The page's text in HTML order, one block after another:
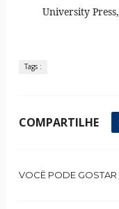
University
Tags :
COMPARTILHE
VOCÊ PODE GOSTAR